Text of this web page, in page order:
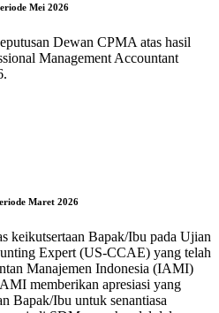
Mei 2026
Dewan CPMA atas hasil
Management Accountant
Maret 2026
keikutsertaan Bapak/Ibu pada Ujian
Expert (US-CCAE) yang telah
Manajemen Indonesia (IAMI)
memberikan apresiasi yang
Bapak/Ibu untuk senantiasa